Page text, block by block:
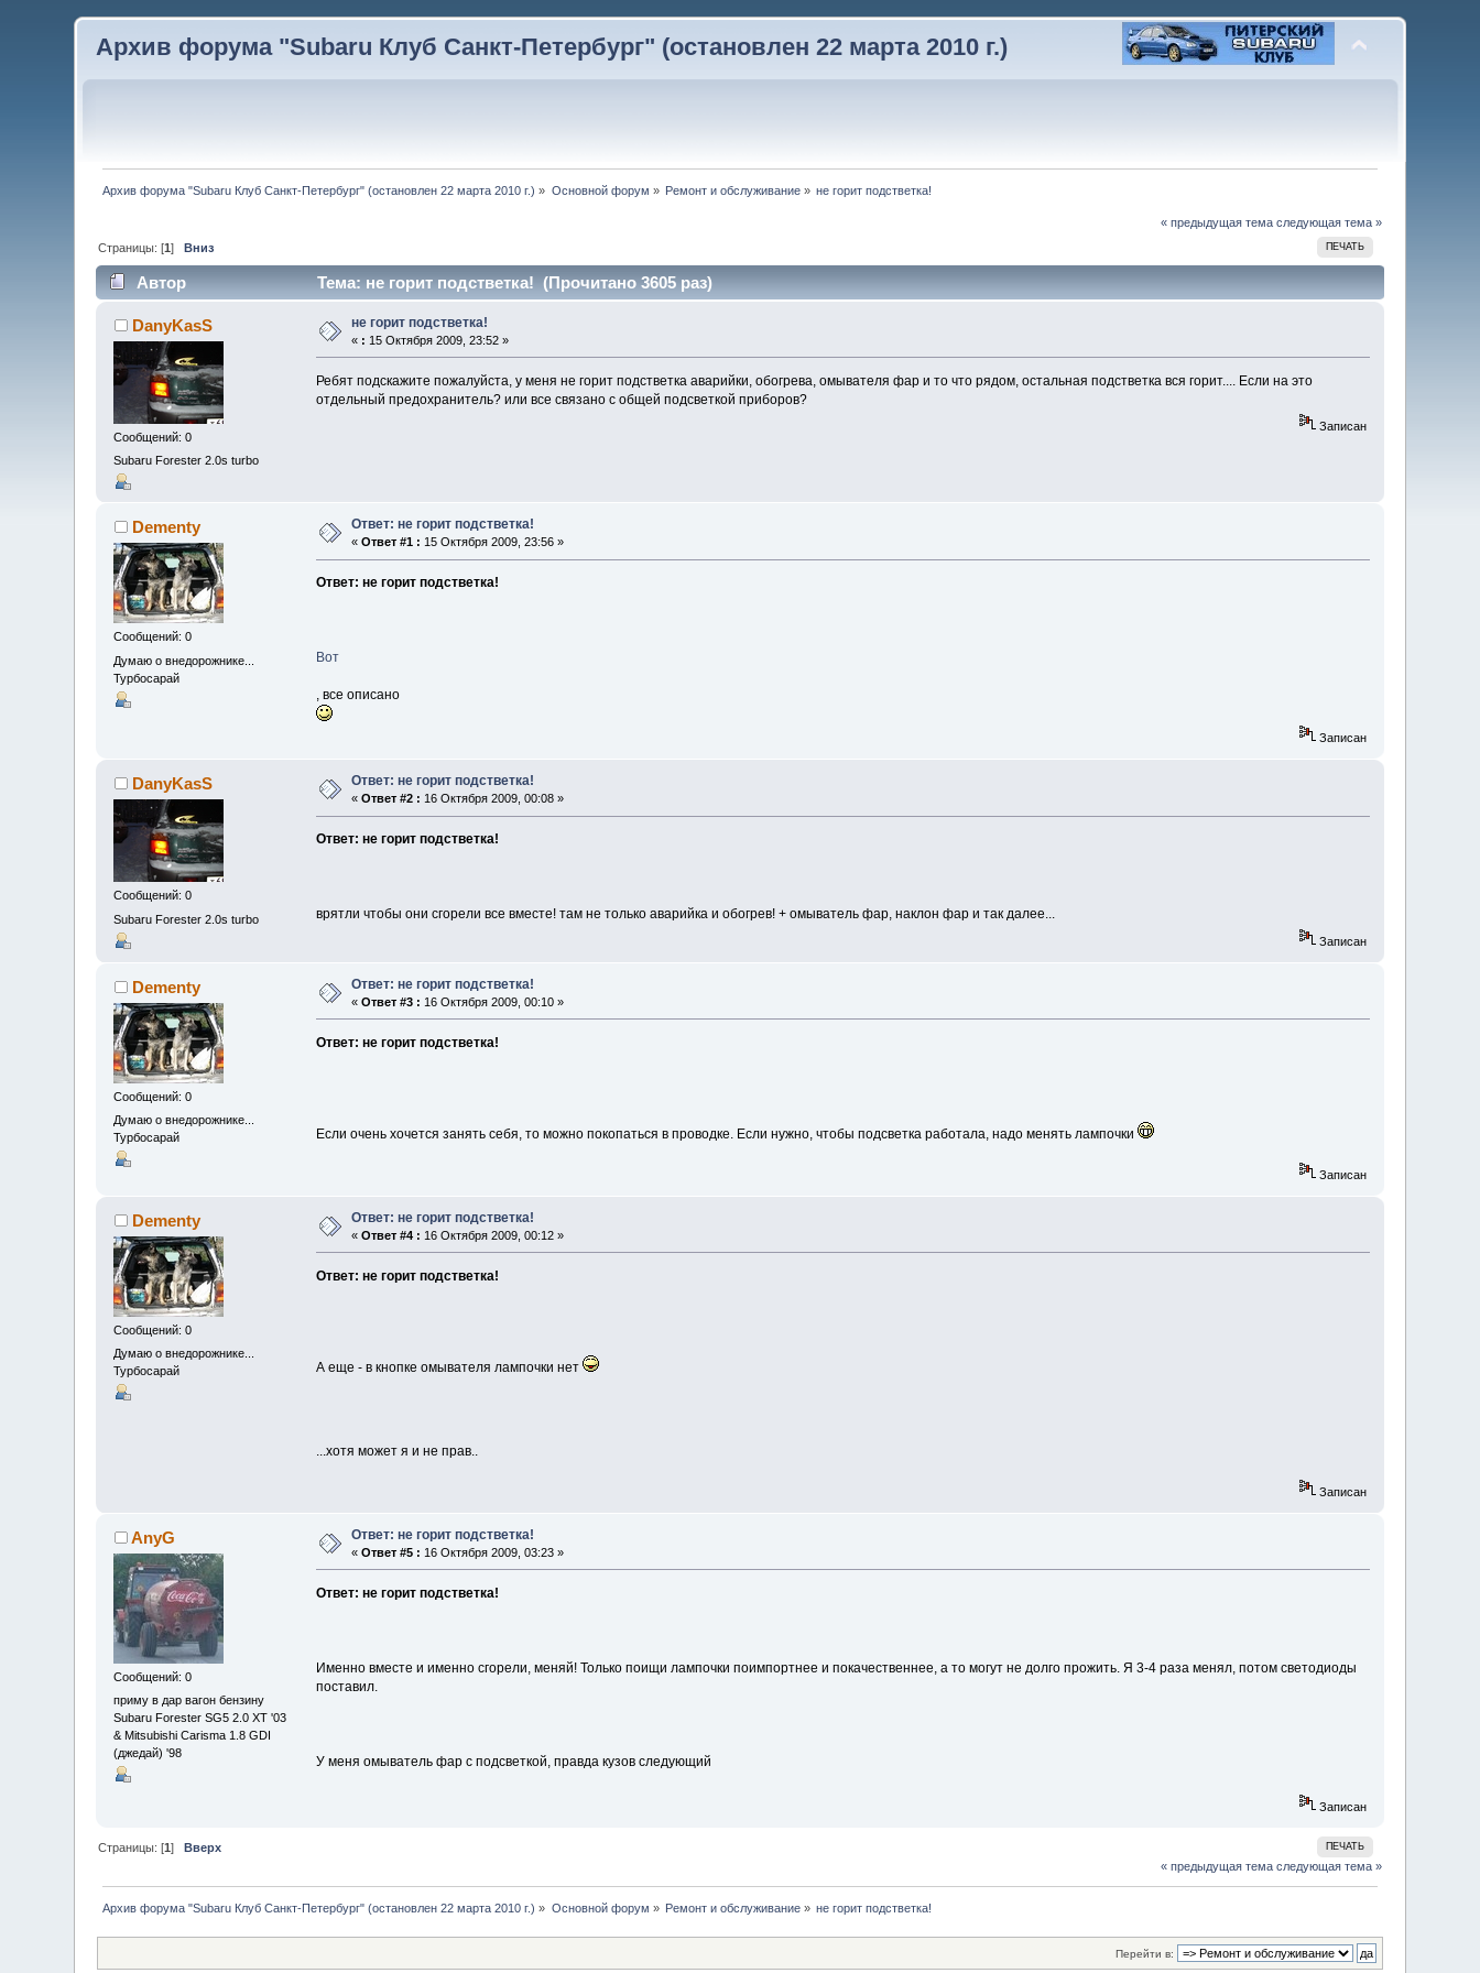
Архив форума "Subaru Клуб Санкт-Петербург" (остановлен 22 марта 2010 г.)
Архив форума "Subaru Клуб Санкт-Петербург" (остановлен 22 марта 2010 г.) » Основной форум » Ремонт и обслуживание » не горит подстветка!
« предыдущая тема следующая тема »
ПЕЧАТЬ
Страницы: [1]Вниз
Автор Тема: не горит подстветка! (Прочитано 3605 раз)
DanyKasS
Сообщений: 0
Subaru Forester 2.0s turbo
не горит подстветка!
« : 15 Октября 2009, 23:52 »
Ребят подскажите пожалуйста, у меня не горит подстветка аварийки, обогрева, омывателя фар и то что рядом, остальная подстветка вся горит.... Если на это
отдельный предохранитель? или все связано с общей подсветкой приборов?
Записан
Dementy
Сообщений: 0
Думаю о внедорожнике...
Турбосарай
Ответ: не горит подстветка!
«Ответ #1 : 15 Октября 2009, 23:56 »
Ответ: не горит подстветка!
Вот
, все описано
Записан
DanyKasS
Сообщений: 0
Subaru Forester 2.0s turbo
Ответ: не горит подстветка!
«Ответ #2 : 16 Октября 2009, 00:08 »
Ответ: не горит подстветка!
врятли чтобы они сгорели все вместе! там не только аварийка и обогрев! + омыватель фар, наклон фар и так далее...
Записан
Dementy
Сообщений: 0
Думаю о внедорожнике...
Турбосарай
Ответ: не горит подстветка!
«Ответ #3 : 16 Октября 2009, 00:10 »
Ответ: не горит подстветка!
Если очень хочется занять себя, то можно покопаться в проводке. Если нужно, чтобы подсветка работала, надо менять лампочки
Записан
Dementy
Сообщений: 0
Думаю о внедорожнике...
Турбосарай
Ответ: не горит подстветка!
«Ответ #4 : 16 Октября 2009, 00:12 »
Ответ: не горит подстветка!
А еще - в кнопке омывателя лампочки нет
...хотя может я и не прав..
Записан
AnyG
Сообщений: 0
приму в дар вагон бензину
Subaru Forester SG5 2.0 XT '03
& Mitsubishi Carisma 1.8 GDI
(джедай) '98
Ответ: не горит подстветка!
«Ответ #5 : 16 Октября 2009, 03:23 »
Ответ: не горит подстветка!
Именно вместе и именно сгорели, меняй! Только поищи лампочки поимпортнее и покачественнее, а то могут не долго прожить. Я 3-4 раза менял, потом светодиоды
поставил.
У меня омыватель фар с подсветкой, правда кузов следующий
Записан
ПЕЧАТЬ
Страницы: [1]Вверх
« предыдущая тема следующая тема »
Архив форума "Subaru Клуб Санкт-Петербург" (остановлен 22 марта 2010 г.) » Основной форум » Ремонт и обслуживание » не горит подстветка!
Перейти в: